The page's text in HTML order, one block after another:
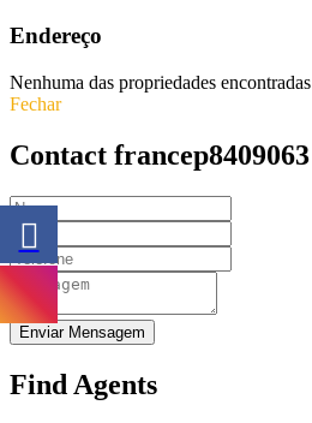
Endereço
Nenhuma das propriedades encontradas
Fechar
Contact francep8409063
Enviar Mensagem
Find Agents